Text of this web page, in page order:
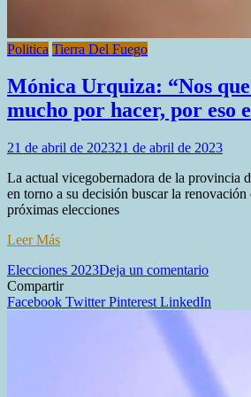
Politica Tierra Del Fuego
Mónica Urquiza: “Nos
mucho por hacer, por eso
21 de abril de 202321 de abril de 2023
La actual vicegobernadora de la provincia
en torno a su decisión buscar la renovación
próximas elecciones
Leer Más
Elecciones 2023Deja un comentarioen
Urquiza:
Compartir
Facebook TwitterPinterest LinkedIn